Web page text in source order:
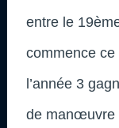
entre le
commence
l’année 3
de manœuvre